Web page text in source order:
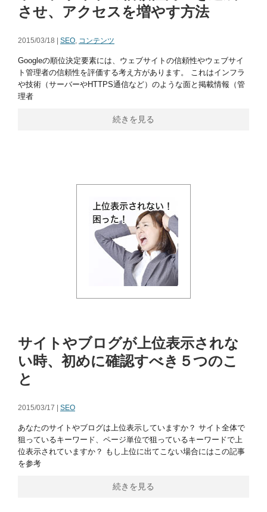
させ、アクセスを増やす方法
2015/03/18 | SEO, コンテンツ
Googleの順位決定要素には、ウェブサイトの信頼性やウェブサイ
ト管理者の信頼性を評価する考え方があります。 これはインフラ
や技術（サーバーやHTTPS通信など）のような面と掲載情報（管
理者
続きを見る
サイトやブログが上位表示されな
い時、初めに確認すべき５つのこ
と
2015/03/17 | SEO
あなたのサイトやブログは上位表示していますか？ サイト全体で
狙っているキーワード、ページ単位で狙っているキーワードで上
位表示されていますか？ もし上位に出てこない場合にはこの記事
を参考
続きを見る